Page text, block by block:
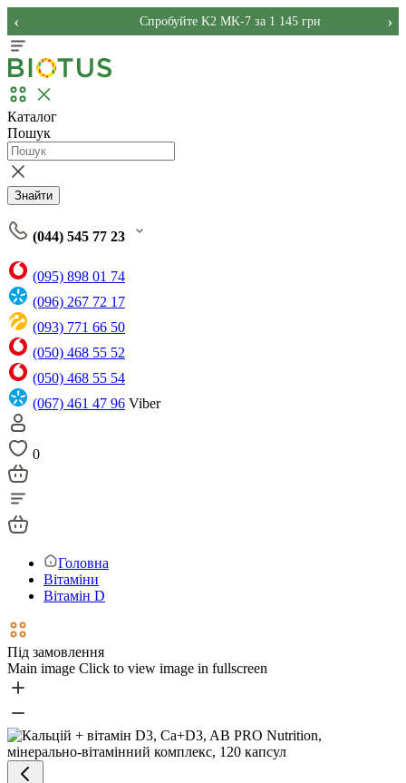
Спробуйте K2 MK-7 за 1 145 грн
‹ ›
Каталог
Пошук
Знайти
(044) 545 77 23
(095) 898 01 74
(096) 267 72 17
(093) 771 66 50
(050) 468 55 52
(050) 468 55 54
(067) 461 47 96 Viber
0
Головна
Вітаміни
Вітамін D
Під замовлення
Main image Click to view image in fullscreen